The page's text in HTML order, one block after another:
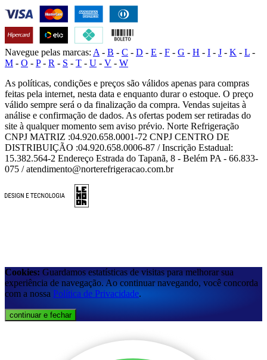
Navegue pelas marcas: A - B - C - D - E - F - G - H - I - J - K - L -
M - O - P- R - S - T - U - V - W
As políticas, condições e preços são válidos apenas para compras
feitas pela internet, nesta data e enquanto durar o estoque. O preço
válido sempre será o da finalização da compra. Vendas sujeitas à
análise e confirmação de dados. As ofertas podem ser retiradas do
site à qualquer momento sem aviso prévio. Norte Refrigeração
CNPJ MATRIZ :04.920.658.0001-72 CNPJ CENTRO DE
DISTRIBUIÇÃO :04.920.658.0006-87 / Inscrição Estadual:
15.382.564-2 Endereço Estrada do Tapanã, 8 - Belém PA - 66.833-
075 / atendimento@norterefrigeracao.com.br
Cookies: Guardamos estatísticas de visitas para melhorar sua
experiência de navegação. Ao continuar navegando, você concorda
com a nossa Política de Privacidade.
continuar e fechar